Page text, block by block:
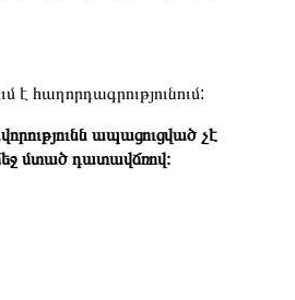
հաղորդագրությունում:
ապացուցված չէ
մտած դատավճռով։